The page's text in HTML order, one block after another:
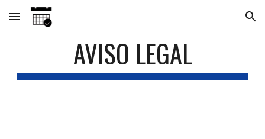
Skip to main content Skip to navigation
AVISO LEGAL